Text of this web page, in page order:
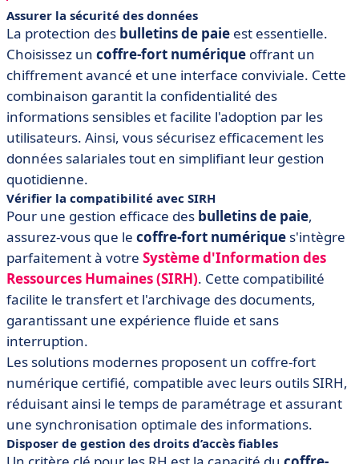
Assurer la sécurité des données
La protection des bulletins de paie est essentielle.
Choisissez un coffre-fort numérique offrant un
chiffrement avancé et une interface conviviale. Cette
combinaison garantit la confidentialité des
informations sensibles et facilite l'adoption par les
utilisateurs. Ainsi, vous sécurisez efficacement les
données salariales tout en simplifiant leur gestion
quotidienne.
Vérifier la compatibilité avec SIRH
Pour une gestion efficace des bulletins de paie,
assurez-vous que le coffre-fort numérique s'intègre
parfaitement à votre Système d'Information des
Ressources Humaines (SIRH). Cette compatibilité
facilite le transfert et l'archivage des documents,
garantissant une expérience fluide et sans
interruption.
Les solutions modernes proposent un coffre-fort
numérique certifié, compatible avec leurs outils SIRH,
réduisant ainsi le temps de paramétrage et assurant
une synchronisation optimale des informations.
Disposer de gestion des droits d’accès fiables